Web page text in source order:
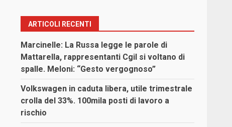
ARTICOLI RECENTI
Marcinelle: La Russa legge le parole di
Mattarella, rappresentanti Cgil si voltano di
spalle. Meloni: “Gesto vergognoso”
Volkswagen in caduta libera, utile trimestrale
crolla del 33%. 100mila posti di lavoro a
rischio